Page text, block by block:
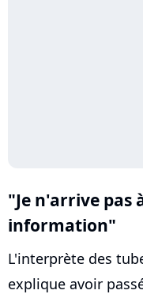
"Je n'arrive pas
information"
L'interprète des
explique avoir